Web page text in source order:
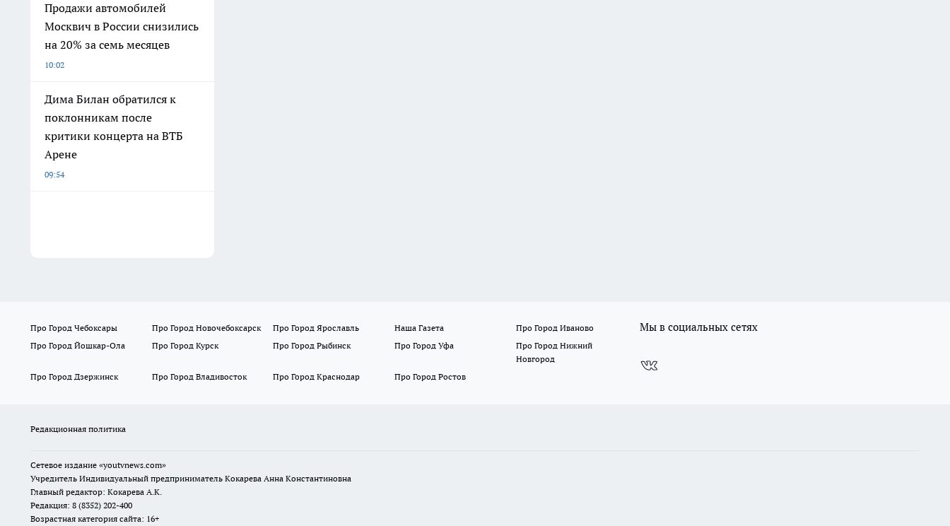
Продажи автомобилей
Москвич в России снизились
на 20% за семь месяцев
10:02
Дима Билан обратился к
поклонникам после
критики концерта на ВТБ
Арене
09:54
Про Город Чебоксары Про Город Новочебоксарск Про Город Ярославль Наша Газета
Про Город Иваново
Про Город Йошкар-Ола
Про Город Курск Про Город Рыбинск Про Город Уфа
Про Город Нижний
Новгород
Про Город Дзержинск
Про Город Владивосток Про Город Краснодар Про Город Ростов
Мы в социальных сетях
Редакционная политика
Сетевое издание «youtvnews.com»
Учредитель Индивидуальный предприниматель Кокарева Анна Константиновна
Главный редактор: Кокарева А.К.
Редакция: 8 (8352) 202-400
Возрастная категория сайта: 16+